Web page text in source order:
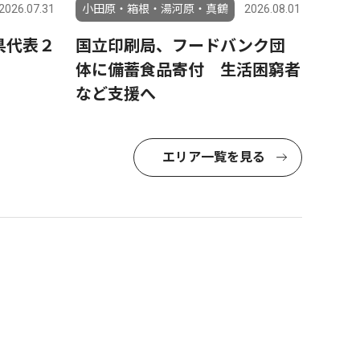
表２
小田原・箱根・湯河原・真鶴 2026.08.01
国立印刷局、フードバンク団
体に備蓄食品寄付 生活困窮者
など支援へ
エリア一覧を見る